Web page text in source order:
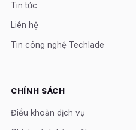
Tin tức
Liên hệ
Tin công nghệ Techlade
CHÍNH SÁCH
Điều khoản dịch vụ